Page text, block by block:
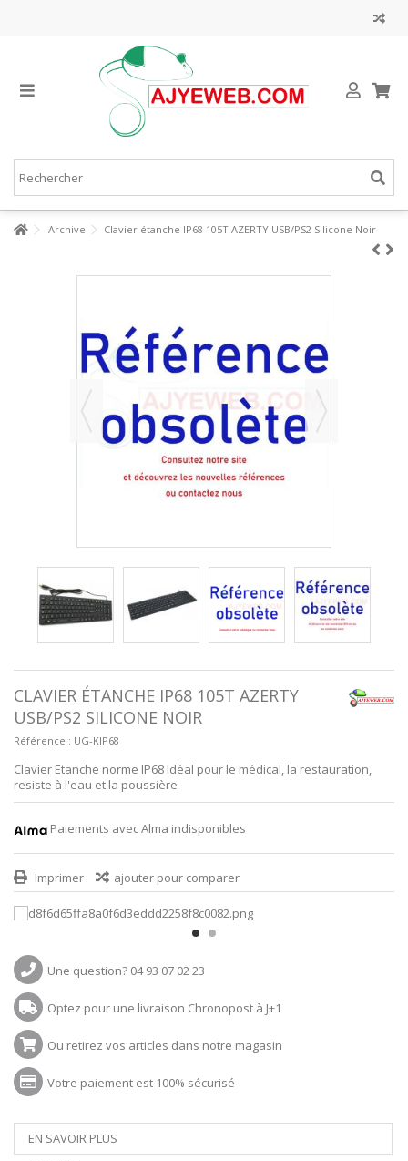
Archive Clavier étanche IP68 105T AZERTY USB/PS2 Silicone Noir
CLAVIER ÉTANCHE IP68 105T AZERTY
USB/PS2 SILICONE NOIR
Référence : UG-KIP68
Clavier Etanche norme IP68 Idéal pour le médical, la restauration,
resiste à l'eau et la poussière
Paiements avec Alma indisponibles
Imprimer ajouter pour comparer
Une question? 04 93 07 02 23
Optez pour une livraison Chronopost à J+1
Ou retirez vos articles dans notre magasin
Votre paiement est 100% sécurisé
EN SAVOIR PLUS